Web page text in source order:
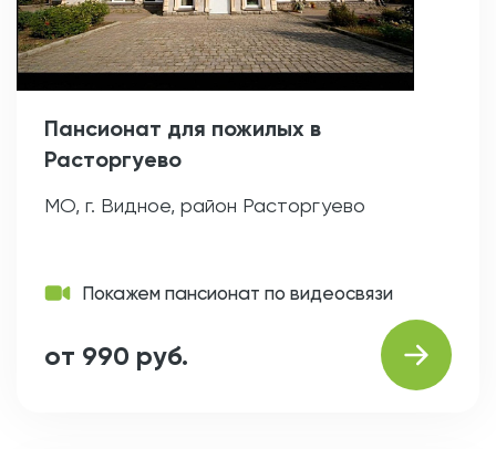
Пансионат для пожилых в
Расторгуево
МО, г. Видное, район Расторгуево
Покажем пансионат по видеосвязи
от 990 руб.